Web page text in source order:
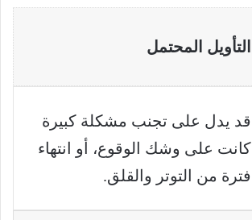
التأويل المحتمل
قد يدل على تجنب مشكلة كبيرة
كانت على وشك الوقوع، أو انتهاء
فترة من التوتر والقلق.